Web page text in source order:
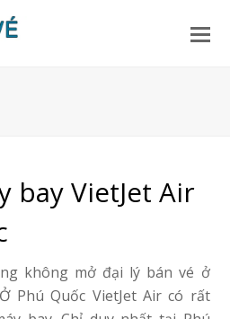
bay VietJet Air
không mở đại lý bán vé ở
Phú Quốc VietJet Air có rất